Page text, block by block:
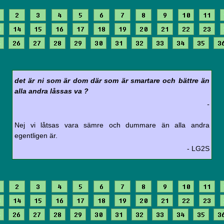
2 3 4 5 6 7 8 9 10 11
14 15 16 17 18 19 20 21 22 23
26 27 28 29 30 31 32 33 34 35
det är ni som är dom där som är smartare och bättre än
alla andra låssas va ?
-
Nej vi låtsas vara sämre och dummare än alla andra
egentligen är.
- LG2S
2 3 4 5 6 7 8 9 10 11
14 15 16 17 18 19 20 21 22 23
26 27 28 29 30 31 32 33 34 35